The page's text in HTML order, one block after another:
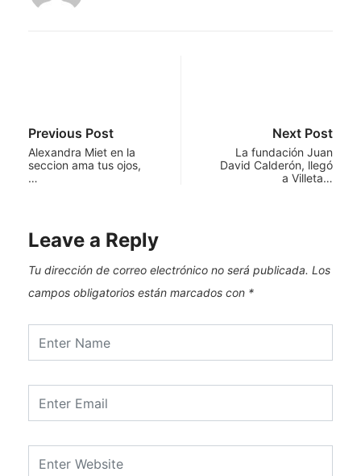
Previous Post
Alexandra Miet en la
seccion ama tus ojos,
…
Next Post
La fundación Juan
David Calderón, llegó
a Villeta…
Leave a Reply
Tu dirección de correo electrónico no será publicada. Los
campos obligatorios están marcados con *